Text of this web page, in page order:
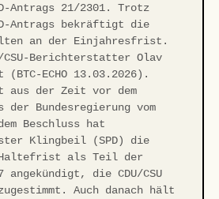
Antrags 21/2301. Trotz
Antrags bekräftigt die
an der Einjahresfrist.
CSU-Berichterstatter Olav
ECHO 13.03.2026).
aus der Zeit vor dem
der Bundesregierung vom
Beschluss hat
Klingbeil (SPD) die
Haltefrist als Teil der
angekündigt, die CDU/CSU
Auch danach hält